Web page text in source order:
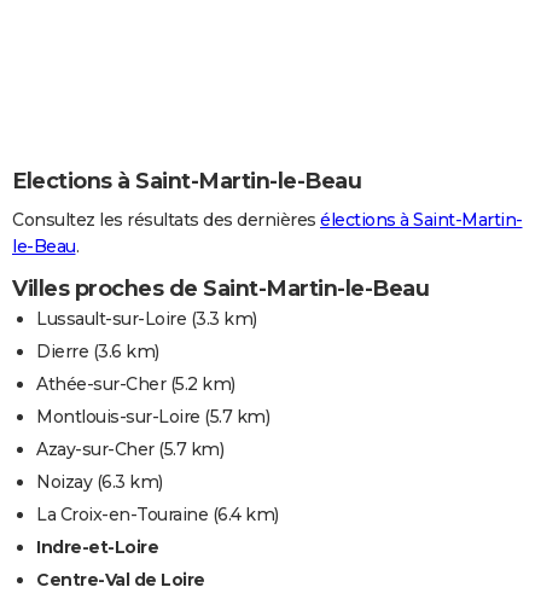
Elections à Saint-Martin-le-Beau
Consultez les résultats des dernières élections à Saint-Martin-
le-Beau.
Villes proches de Saint-Martin-le-Beau
Lussault-sur-Loire (3.3 km)
Dierre (3.6 km)
Athée-sur-Cher(5.2 km)
Montlouis-sur-Loire (5.7 km)
Azay-sur-Cher(5.7 km)
Noizay(6.3 km)
La Croix-en-Touraine (6.4 km)
Indre-et-Loire
Centre-Val de Loire